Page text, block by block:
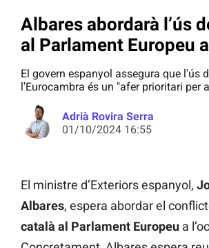
Albares abordarà l’ús
al Parlament Europeu
El govern espanyol assegura que l'ús
l'Eurocambra és un "afer prioritari per
Adrià Rovira Serra
01/10/2024 16:55
El ministre d’Exteriors espanyol,
Albares, espera abordar el
català al Parlament Europeu a